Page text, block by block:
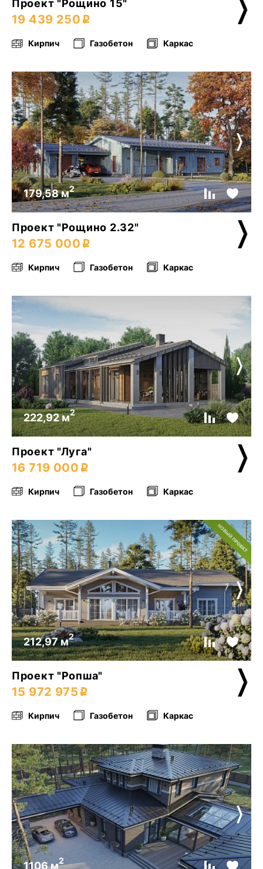
Проект "Рощино 15"
19 439 250
Кирпич Газобетон Каркас
179,58 м2
Проект "Рощино 2.32"
12 675 000
Кирпич Газобетон Каркас
222,92 м2
Проект "Луга"
16 719 000
Кирпич Газобетон Каркас
212,97 м2
Проект "Ропша"
15 972 975
Кирпич Газобетон Каркас
1106 м2